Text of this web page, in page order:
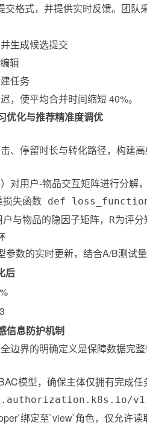
交格式，并提供实时反馈。团队
生成候选提交
辑
任务
，使平均合并时间缩短 40%。
优化与推荐精准度调优
、停留时长与转化路径，构建
对用户-物品交互矩阵进行分解
误差损失函数 def
与物品的隐因子矩阵， R为评
参数的实时更新，结合A/B测试
后
信息防护机制
边界的明确定义是保障数据完
模型，确保主体仅拥有完成
绑定至`view`角色，仅允许